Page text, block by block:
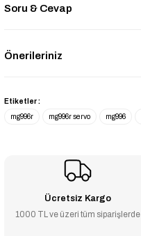
Soru & Cevap
Önerileriniz
Etiketler :
mg996r
mg996r servo mg996
Ücretsiz Kargo
1000 TL ve üzeri tüm siparişlerde